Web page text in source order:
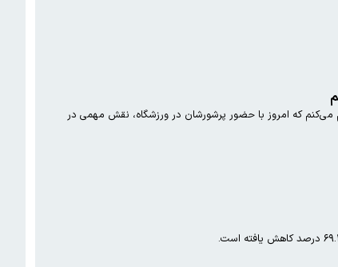
می‌کنم که امروز با حضور پرشورشان در ورزشگاه، نقش مهمی در